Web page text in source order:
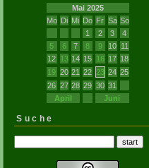
Mai 2025
Mo Di Mi Do Fr Sa So
1
2 3
4
5
6 7 8 9 10 11
12 13 14 15 16 17 18
19 20 21 22 23 24 25
26 27 28 29 30 31
April
Juni
Suche